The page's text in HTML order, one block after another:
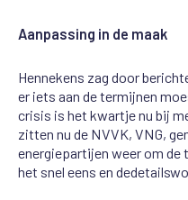
Aanpassing in de maak
Hennekens zag door
er iets aan de termijnen
crisis is het kwartje nu bij
zitten nu de NVVK, VNG,
energiepartijen weer om de
het snel eens en dedetails